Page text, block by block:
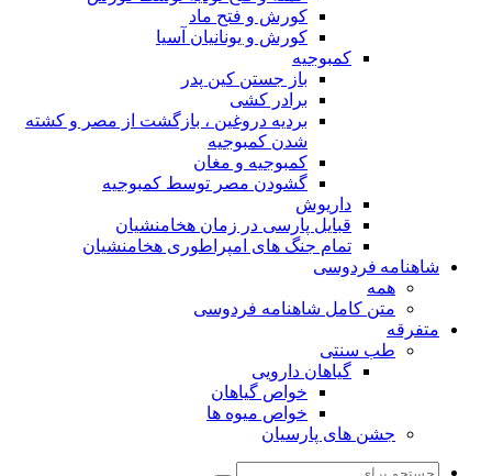
کورش و فتح ماد
کورش و یونانیان آسیا
کمبوجیه
باز جستن کین پدر
برادر کشی
بردیه دروغین ، بازگشت از مصر و کشته
شدن کمبوجیه
کمبوجیه و مغان
گشودن مصر توسط کمبوجیه
داریوش
قبایل پارسی در زمان هخامنشیان
تمام جنگ های امپراطوری هخامنشیان
شاهنامه فردوسی
همه
متن کامل شاهنامه فردوسی
متفرقه
طب سنتی
گیاهان دارویی
خواص گیاهان
خواص میوه ها
جشن های پارسیان